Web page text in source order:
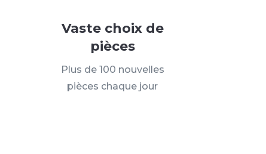
Vaste choix de
pièces
Plus de 100 nouvelles
pièces chaque jour